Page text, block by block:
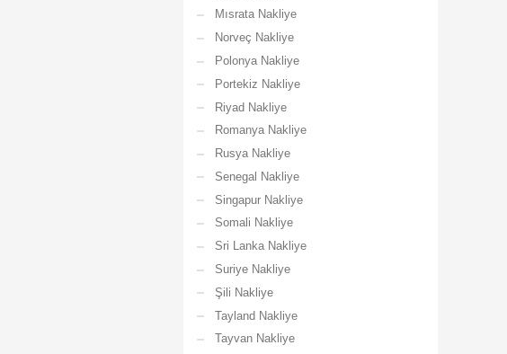
Mısrata Nakliye
Norveç Nakliye
Polonya Nakliye
Portekiz Nakliye
Riyad Nakliye
Romanya Nakliye
Rusya Nakliye
Senegal Nakliye
Singapur Nakliye
Somali Nakliye
Sri Lanka Nakliye
Suriye Nakliye
Şili Nakliye
Tayland Nakliye
Tayvan Nakliye